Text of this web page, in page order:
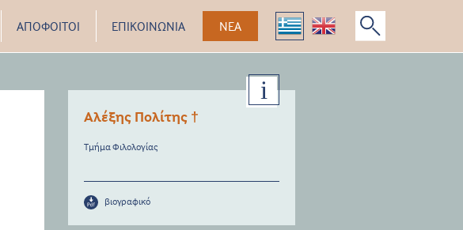
ΑΠΟΦΟΙΤΟΙ ΕΠΙΚΟΙΝΩΝΙΑ ΝΕΑ
Αλέξης Πολίτης †
Τμήμα Φιλολογίας
βιογραφικό